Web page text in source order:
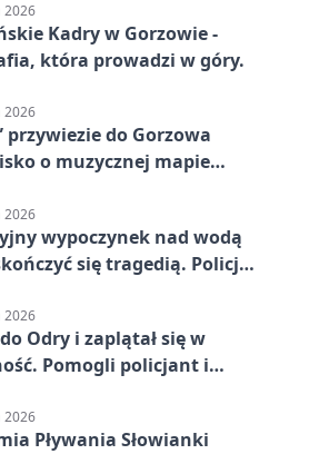
2026
Kadry w Gorzowie -
która prowadzi w góry.
2026
przywiezie do Gorzowa
o muzycznej mapie
2026
wypoczynek nad wodą
się tragedią. Policja
2026
Odry i zaplątał się w
Pomogli policjant i
2026
Pływania Słowianki